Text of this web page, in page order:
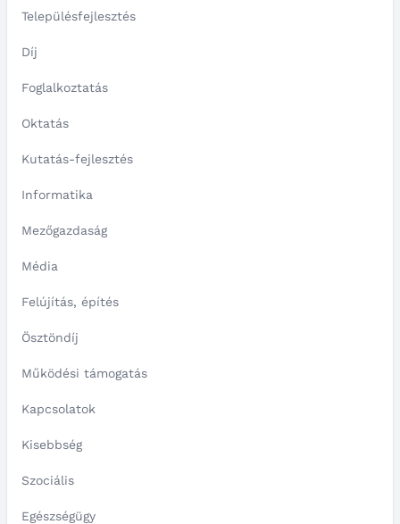
Településfejlesztés
Díj
Foglalkoztatás
Oktatás
Kutatás-fejlesztés
Informatika
Mezőgazdaság
Média
Felújítás, építés
Ösztöndíj
Működési támogatás
Kapcsolatok
Kisebbség
Szociális
Egészségügy